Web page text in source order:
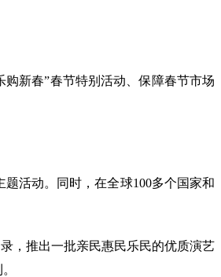
新春”春节特别活动、保障春节市场
题活动。同时，在全球100多个国家和
，推出一批亲民惠民乐民的优质演艺